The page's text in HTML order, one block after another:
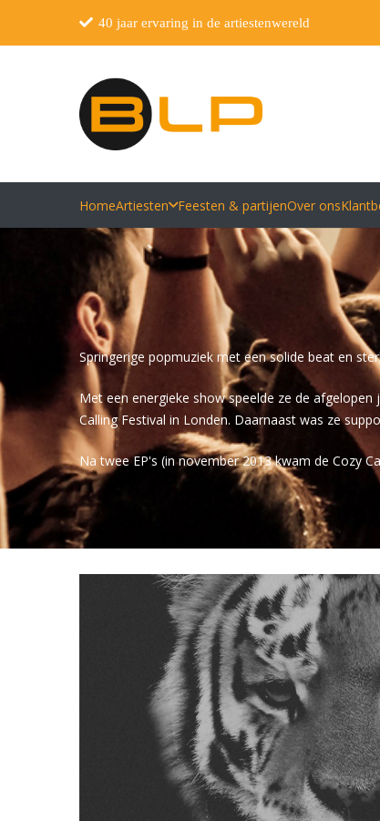
40 jaar ervaring in de artiestenwereld
HomeArtiesten Feesten & partijenOver ons
Springerige popmuziek met een solide beat en
Met een energieke show speelde ze de
Calling Festival in Londen. Daarnaast was ze
Na twee EP's (in november 2013 kwam de Cozy